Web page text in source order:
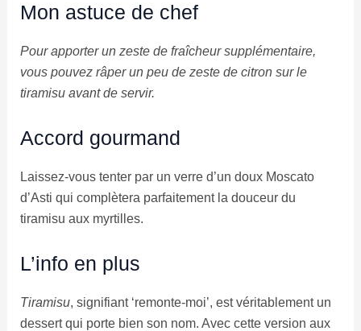
Mon astuce de chef
Pour apporter un zeste de fraîcheur supplémentaire,
vous pouvez râper un peu de zeste de citron sur le
tiramisu avant de servir.
Accord gourmand
Laissez-vous tenter par un verre d’un doux Moscato
d’Asti qui complètera parfaitement la douceur du
tiramisu aux myrtilles.
L’info en plus
Tiramisu, signifiant ‘remonte-moi’, est véritablement un
dessert qui porte bien son nom. Avec cette version aux